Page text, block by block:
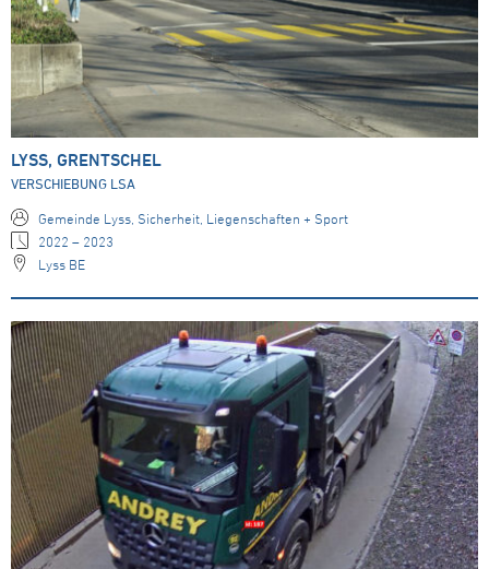
LYSS, GRENTSCHEL
VERSCHIEBUNG LSA
Gemeinde Lyss, Sicherheit, Liegenschaften + Sport
2022 – 2023
Lyss BE